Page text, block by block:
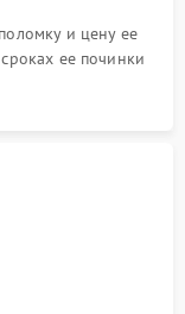
и цену ее
ее починки